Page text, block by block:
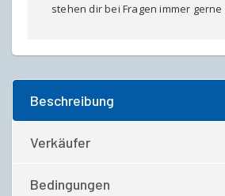
stehen dir bei Fragen immer
Beschreibung
Verkäufer
Bedingungen